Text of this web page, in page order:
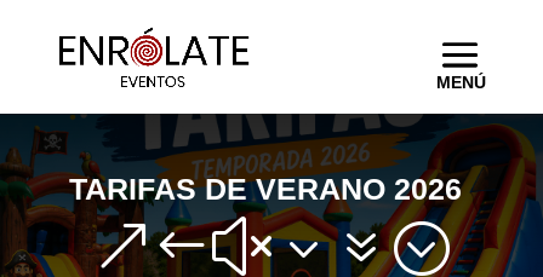
TARIFAS DE VERANO 2026
&#x37;